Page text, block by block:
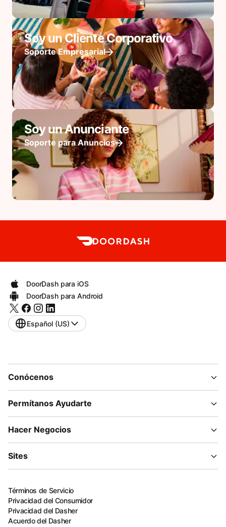
Soy un Cliente Corporativo
Soporte Empresarial
Soy un Anunciante
Soporte para Anuncios
DoorDash para iOS
DoorDash para Android
Español (US)
Conócenos
Permítanos Ayudarte
Hacer Negocios
Sites
Términos de Servicio
Privacidad del Consumidor
Privacidad del Dasher
Acuerdo del Dasher